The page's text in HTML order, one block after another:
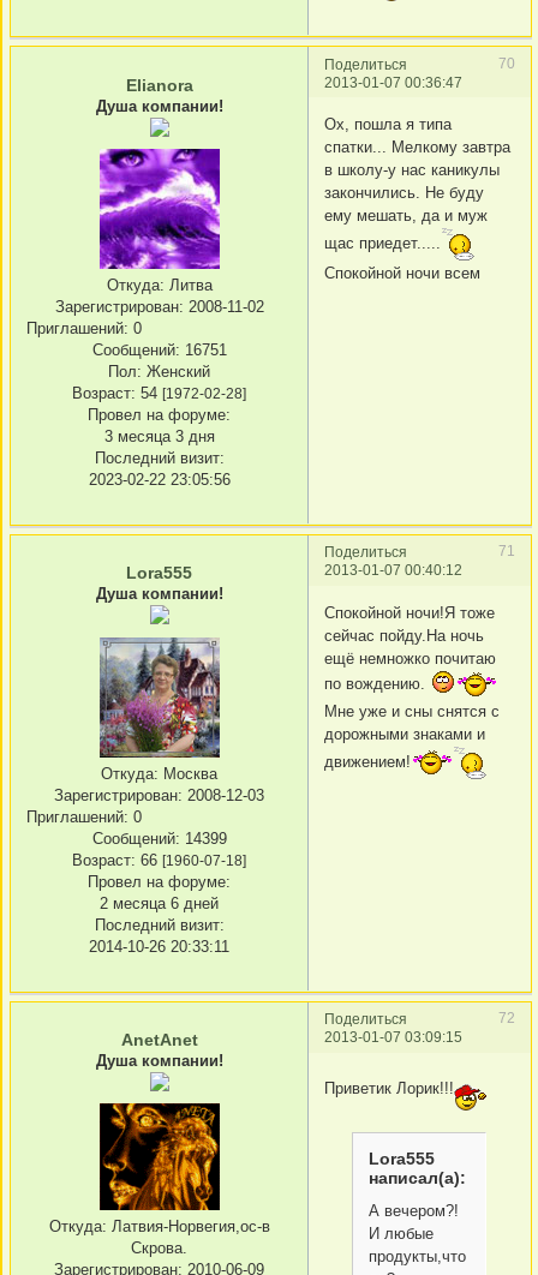
Поделиться
70
2013-01-07 00:36:47
Elianora
Душа компании!
Откуда: Литва
Зарегистрирован: 2008-11-02
Приглашений: 0
Сообщений: 16751
Пол: Женский
Возраст: 54 [1972-02-28]
Провел на форуме:
3 месяца 3 дня
Последний визит:
2023-02-22 23:05:56
Ох, пошла я типа
спатки... Мелкому завтра
в школу-у нас каникулы
закончились. Не буду
ему мешать, да и муж
щас приедет.....
Спокойной ночи всем
Поделиться
71
2013-01-07 00:40:12
Lora555
Душа компании!
Откуда: Москва
Зарегистрирован: 2008-12-03
Приглашений: 0
Сообщений: 14399
Возраст: 66 [1960-07-18]
Провел на форуме:
2 месяца 6 дней
Последний визит:
2014-10-26 20:33:11
Спокойной ночи!Я тоже
сейчас пойду.На ночь
ещё немножко почитаю
по вождению.
Мне уже и сны снятся с
дорожными знаками и
движением!
Поделиться
72
2013-01-07 03:09:15
AnetAnet
Душа компании!
Откуда: Латвия-Норвегия,ос-в
Скрова.
Зарегистрирован: 2010-06-09
Приветик Лорик!!!
Lora555
написал(а):
А вечером?!
И любые
продукты,что